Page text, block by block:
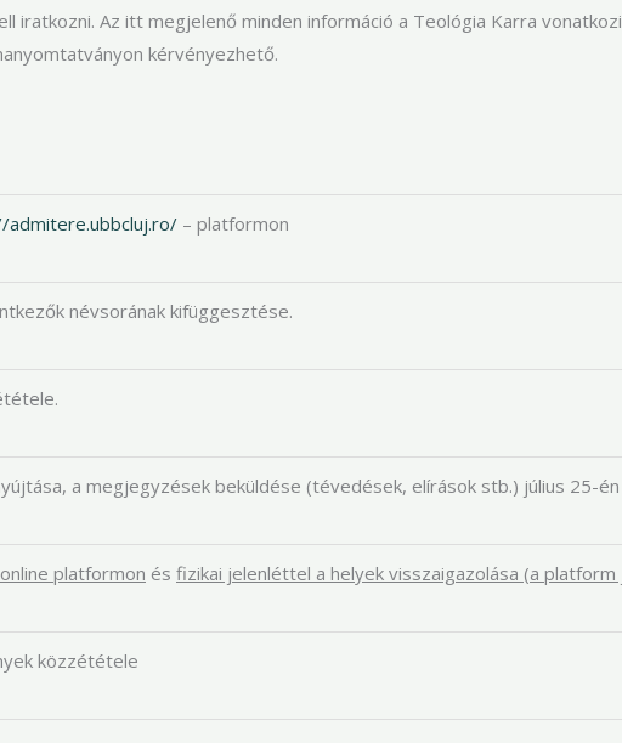
iratkozni. Az itt megjelenő minden információ a Teológia Karra
kérvényezhető.
admitere.ubbcluj.ro/ – platformon
névsorának kifüggesztése.
a megjegyzések beküldése (tévedések, elírások stb.) július 25-
online platformon és fizikai jelenléttel a helyek visszaigazolása (a
közzététele